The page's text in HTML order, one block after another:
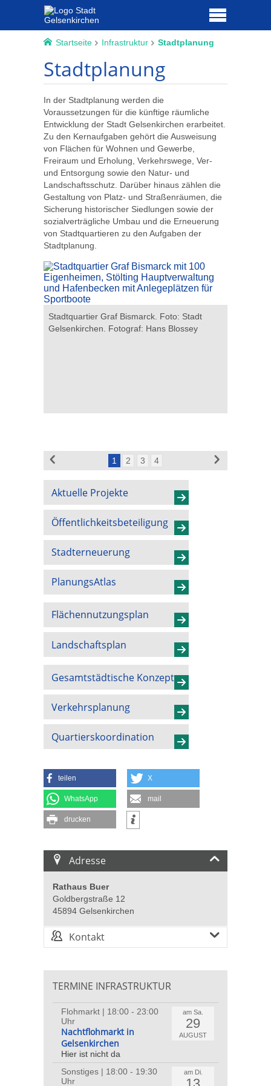
Startseite Infrastruktur Stadtplanung
Stadtplanung
In der Stadtplanung werden die
Voraussetzungen für die künftige räumliche
Entwicklung der Stadt Gelsenkirchen erarbeitet.
Zu den Kernaufgaben gehört die Ausweisung
von Flächen für Wohnen und Gewerbe,
Freiraum und Erholung, Verkehrswege, Ver-
und Entsorgung sowie den Natur- und
Landschaftsschutz. Darüber hinaus zählen die
Gestaltung von Platz- und Straßenräumen, die
Sicherung historischer Siedlungen sowie der
sozialverträgliche Umbau und die Erneuerung
von Stadtquartieren zu den Aufgaben der
Stadtplanung.
Stadtquartier Graf Bismarck. Foto: Stadt
Gelsenkirchen. Fotograf: Hans Blossey
1 2 3 4
Aktuelle Projekte
Öffentlichkeitsbeteiligung
Stadterneuerung
PlanungsAtlas
Flächennutzungsplan
Landschaftsplan
Gesamtstädtische Konzepte
Verkehrsplanung
Quartierskoordination
teilen X
WhatsApp mail
drucken
Adresse
Rathaus Buer
Goldbergstraße 12
45894 Gelsenkirchen
Kontakt
TERMINE INFRASTRUKTUR
am Sa.
29
AUGUST
Flohmarkt | 18:00 - 23:00
Uhr
Nachtflohmarkt in
Gelsenkirchen
Hier ist nicht da
am Di.
Sonstiges | 18:00 - 19:30
Uhr